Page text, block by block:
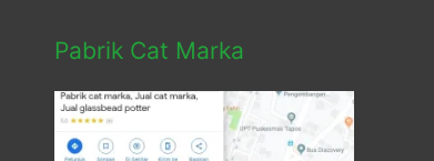
Pabrik Cat Marka